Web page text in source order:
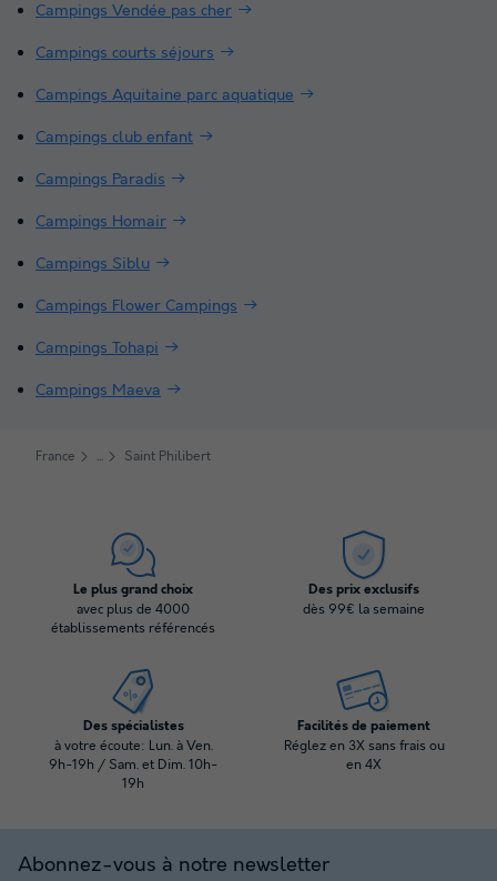
Campings Vendée pas cher
Campings courts séjours
Campings Aquitaine parc aquatique
Campings club enfant
Campings Paradis
Campings Homair
Campings Siblu
Campings Flower Campings
Campings Tohapi
Campings Maeva
France Saint Philibert
Le plus grand choix
avec plus de 4000
établissements référencés
Des prix exclusifs
dès 99€ la semaine
Des spécialistes
à votre écoute: Lun. à Ven.
9h-19h / Sam. et Dim. 10h-
19h
Facilités de paiement
Réglez en 3X sans frais ou
en 4X
Abonnez-vous à notre newsletter